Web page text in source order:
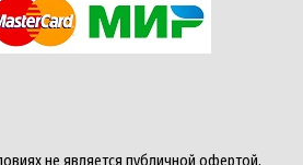
не является публичной офертой,